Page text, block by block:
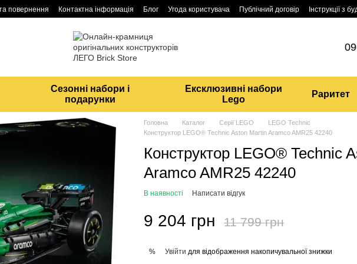
повернення Контактна інформація Блог Угода користувача Публічний договір Інструкції з
Сезонні набори і
подарунки
Ексклюзивні набори
Lego
Раритет
Головна Каталог Серії LEGO
LEGO Technic
Конструктор LEGO® Technic Aston Martin Aramco AMR25 42240
Конструктор LEGO® Technic
Aramco AMR25 42240
В наявності Написати відгук
9 204 грн 11 799 грн
% Увійти для відображення накопичувальної знижки